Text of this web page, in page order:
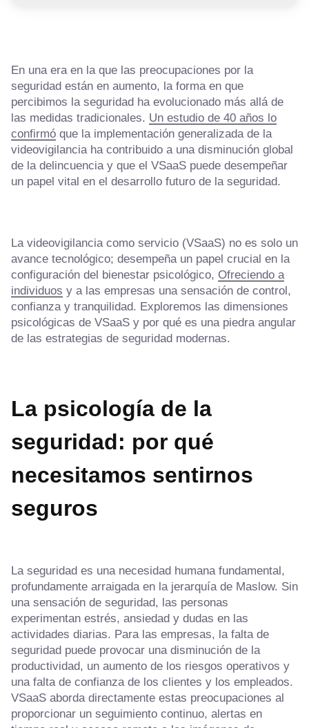
En una era en la que las preocupaciones por la
seguridad están en aumento, la forma en que
percibimos la seguridad ha evolucionado más allá de
las medidas tradicionales. Un estudio de 40 años lo
confirmó que la implementación generalizada de la
videovigilancia ha contribuido a una disminución global
de la delincuencia y que el VSaaS puede desempeñar
un papel vital en el desarrollo futuro de la seguridad.
La videovigilancia como servicio (VSaaS) no es solo un
avance tecnológico; desempeña un papel crucial en la
configuración del bienestar psicológico, Ofreciendo a
individuos y a las empresas una sensación de control,
confianza y tranquilidad. Exploremos las dimensiones
psicológicas de VSaaS y por qué es una piedra angular
de las estrategias de seguridad modernas.
La psicología de la
seguridad: por qué
necesitamos sentirnos
seguros
La seguridad es una necesidad humana fundamental,
profundamente arraigada en la jerarquía de Maslow. Sin
una sensación de seguridad, las personas
experimentan estrés, ansiedad y dudas en las
actividades diarias. Para las empresas, la falta de
seguridad puede provocar una disminución de la
productividad, un aumento de los riesgos operativos y
una falta de confianza de los clientes y los empleados.
VSaaS aborda directamente estas preocupaciones al
proporcionar un seguimiento continuo, alertas en